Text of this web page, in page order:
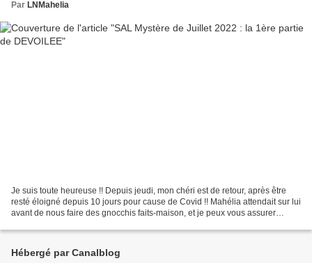
Par LNMahelia
Je suis toute heureuse !! Depuis jeudi, mon chéri est de retour, après être
resté éloigné depuis 10 jours pour cause de Covid !! Mahélia attendait sur lui
avant de nous faire des gnocchis faits-maison, et je peux vous assurer
Hébergé par Canalblog